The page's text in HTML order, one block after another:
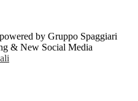
by Gruppo Spaggiari
& New Social Media